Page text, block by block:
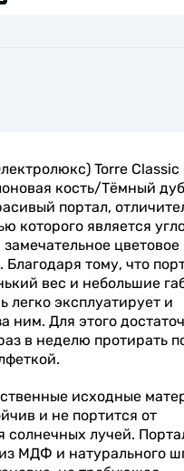
Torre Classic
кость/Тёмный
портал,
которого является
цветовое
Благодаря тому, что
вес и небольшие
легко эксплуатирует и
ним. Для этого
в неделю протирать
исходные
и не портится от
солнечных лучей.
МДФ и натурального